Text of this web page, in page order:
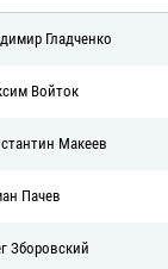
Гладченко
Войток
Макеев
Пачев
Зборовский